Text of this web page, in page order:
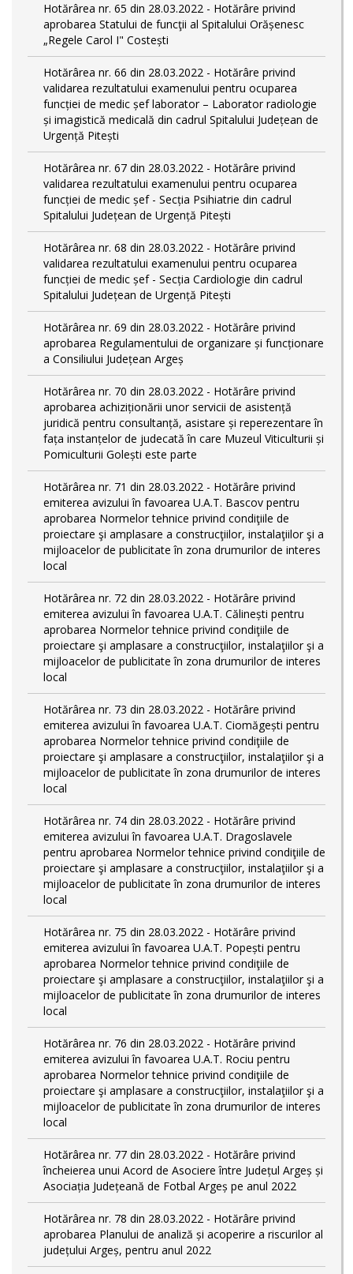
Hotărârea nr. 65 din 28.03.2022 - Hotărâre privind
aprobarea Statului de funcţii al Spitalului Orășenesc
„Regele Carol I" Costești
Hotărârea nr. 66 din 28.03.2022 - Hotărâre privind
validarea rezultatului examenului pentru ocuparea
funcției de medic șef laborator – Laborator radiologie
și imagistică medicală din cadrul Spitalului Județean de
Urgență Pitești
Hotărârea nr. 67 din 28.03.2022 - Hotărâre privind
validarea rezultatului examenului pentru ocuparea
funcției de medic șef - Secția Psihiatrie din cadrul
Spitalului Județean de Urgență Pitești
Hotărârea nr. 68 din 28.03.2022 - Hotărâre privind
validarea rezultatului examenului pentru ocuparea
funcției de medic șef - Secția Cardiologie din cadrul
Spitalului Județean de Urgență Pitești
Hotărârea nr. 69 din 28.03.2022 - Hotărâre privind
aprobarea Regulamentului de organizare și funcționare
a Consiliului Județean Argeș
Hotărârea nr. 70 din 28.03.2022 - Hotărâre privind
aprobarea achiziționării unor servicii de asistență
juridică pentru consultanță, asistare și reperezentare în
fața instanțelor de judecată în care Muzeul Viticulturii și
Pomiculturii Golești este parte
Hotărârea nr. 71 din 28.03.2022 - Hotărâre privind
emiterea avizului în favoarea U.A.T. Bascov pentru
aprobarea Normelor tehnice privind condiţiile de
proiectare şi amplasare a construcţiilor, instalaţiilor şi a
mijloacelor de publicitate în zona drumurilor de interes
local
Hotărârea nr. 72 din 28.03.2022 - Hotărâre privind
emiterea avizului în favoarea U.A.T. Călinești pentru
aprobarea Normelor tehnice privind condiţiile de
proiectare şi amplasare a construcţiilor, instalaţiilor şi a
mijloacelor de publicitate în zona drumurilor de interes
local
Hotărârea nr. 73 din 28.03.2022 - Hotărâre privind
emiterea avizului în favoarea U.A.T. Ciomăgești pentru
aprobarea Normelor tehnice privind condiţiile de
proiectare şi amplasare a construcţiilor, instalaţiilor şi a
mijloacelor de publicitate în zona drumurilor de interes
local
Hotărârea nr. 74 din 28.03.2022 - Hotărâre privind
emiterea avizului în favoarea U.A.T. Dragoslavele
pentru aprobarea Normelor tehnice privind condiţiile de
proiectare şi amplasare a construcţiilor, instalaţiilor şi a
mijloacelor de publicitate în zona drumurilor de interes
local
Hotărârea nr. 75 din 28.03.2022 - Hotărâre privind
emiterea avizului în favoarea U.A.T. Popești pentru
aprobarea Normelor tehnice privind condiţiile de
proiectare şi amplasare a construcţiilor, instalaţiilor şi a
mijloacelor de publicitate în zona drumurilor de interes
local
Hotărârea nr. 76 din 28.03.2022 - Hotărâre privind
emiterea avizului în favoarea U.A.T. Rociu pentru
aprobarea Normelor tehnice privind condiţiile de
proiectare şi amplasare a construcţiilor, instalaţiilor şi a
mijloacelor de publicitate în zona drumurilor de interes
local
Hotărârea nr. 77 din 28.03.2022 - Hotărâre privind
încheierea unui Acord de Asociere între Județul Argeș și
Asociația Județeană de Fotbal Argeș pe anul 2022
Hotărârea nr. 78 din 28.03.2022 - Hotărâre privind
aprobarea Planului de analiză și acoperire a riscurilor al
județului Argeș, pentru anul 2022